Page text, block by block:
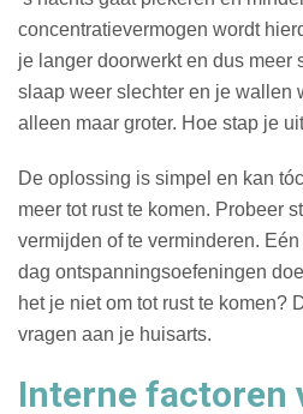
concentratievermogen wordt
je langer doorwerkt en dus meer
slaap weer slechter en je wallen
alleen maar groter. Hoe stap je
De oplossing is simpel en kan
meer tot rust te komen. Probeer
vermijden of te verminderen.
dag ontspanningsoefeningen
het je niet om tot rust te komen?
vragen aan je huisarts.
Interne factoren